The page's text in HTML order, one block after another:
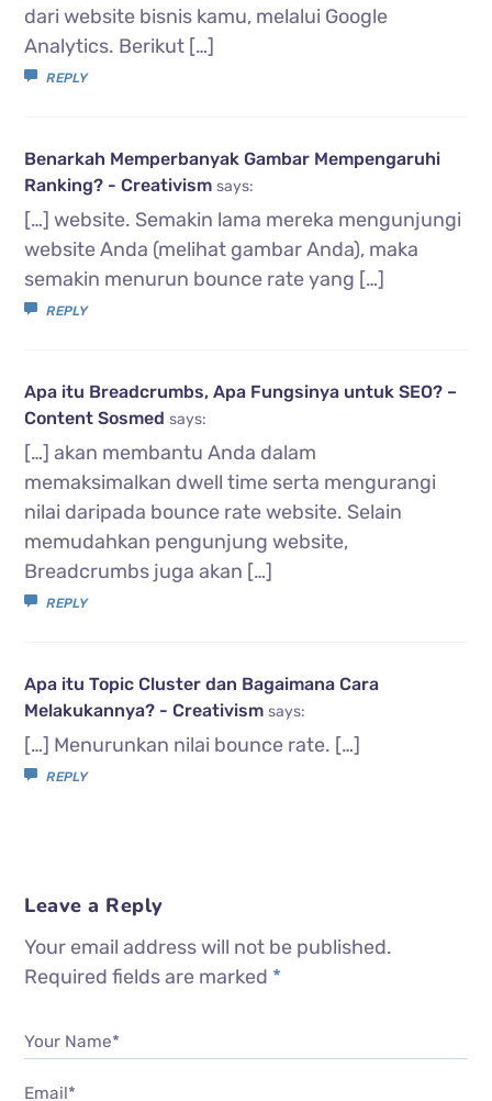
dari website bisnis kamu, melalui Google
Analytics. Berikut […]
REPLY
Benarkah Memperbanyak Gambar Mempengaruhi
Ranking? - Creativism says:
[…] website. Semakin lama mereka mengunjungi
website Anda (melihat gambar Anda), maka
semakin menurun bounce rate yang […]
REPLY
Apa itu Breadcrumbs, Apa Fungsinya untuk SEO? –
Content Sosmed says:
[…] akan membantu Anda dalam
memaksimalkan dwell time serta mengurangi
nilai daripada bounce rate website. Selain
memudahkan pengunjung website,
Breadcrumbs juga akan […]
REPLY
Apa itu Topic Cluster dan Bagaimana Cara
Melakukannya? - Creativism says:
[…] Menurunkan nilai bounce rate. […]
REPLY
Leave a Reply
Your email address will not be published.
Required fields are marked *
Your Name*
Email*